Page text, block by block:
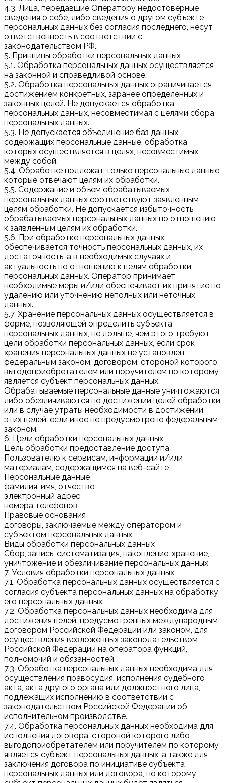
4.3. Лица, передавшие Оператору недостоверные
сведения о себе, либо сведения о другом субъекте
персональных данных без согласия последнего, несут
ответственность в соответствии с
законодательством РФ.
5. Принципы обработки персональных данных
5.1. Обработка персональных данных осуществляется
на законной и справедливой основе.
5.2. Обработка персональных данных ограничивается
достижением конкретных, заранее определенных и
законных целей. Не допускается обработка
персональных данных, несовместимая с целями сбора
персональных данных.
5.3. Не допускается объединение баз данных,
содержащих персональные данные, обработка
которых осуществляется в целях, несовместимых
между собой.
5.4. Обработке подлежат только персональные данные,
которые отвечают целям их обработки.
5.5. Содержание и объем обрабатываемых
персональных данных соответствуют заявленным
целям обработки. Не допускается избыточность
обрабатываемых персональных данных по отношению
к заявленным целям их обработки.
5.6. При обработке персональных данных
обеспечивается точность персональных данных, их
достаточность, а в необходимых случаях и
актуальность по отношению к целям обработки
персональных данных. Оператор принимает
необходимые меры и/или обеспечивает их принятие по
удалению или уточнению неполных или неточных
данных.
5.7. Хранение персональных данных осуществляется в
форме, позволяющей определить субъекта
персональных данных, не дольше, чем этого требуют
цели обработки персональных данных, если срок
хранения персональных данных не установлен
федеральным законом, договором, стороной которого,
выгодоприобретателем или поручителем по которому
является субъект персональных данных.
Обрабатываемые персональные данные уничтожаются
либо обезличиваются по достижении целей обработки
или в случае утраты необходимости в достижении
этих целей, если иное не предусмотрено федеральным
законом.
6. Цели обработки персональных данных
Цель обработки предоставление доступа
Пользователю к сервисам, информации и/или
материалам, содержащимся на веб-сайте
Персональные данные
фамилия, имя, отчество
электронный адрес
номера телефонов
Правовые основания
договоры, заключаемые между оператором и
субъектом персональных данных
Виды обработки персональных данных
Сбор, запись, систематизация, накопление, хранение,
уничтожение и обезличивание персональных данных
7. Условия обработки персональных данных
7.1. Обработка персональных данных осуществляется с
согласия субъекта персональных данных на обработку
его персональных данных.
7.2. Обработка персональных данных необходима для
достижения целей, предусмотренных международным
договором Российской Федерации или законом, для
осуществления возложенных законодательством
Российской Федерации на оператора функций,
полномочий и обязанностей.
7.3. Обработка персональных данных необходима для
осуществления правосудия, исполнения судебного
акта, акта другого органа или должностного лица,
подлежащих исполнению в соответствии с
законодательством Российской Федерации об
исполнительном производстве.
7.4. Обработка персональных данных необходима для
исполнения договора, стороной которого либо
выгодоприобретателем или поручителем по которому
является субъект персональных данных, а также для
заключения договора по инициативе субъекта
персональных данных или договора, по которому